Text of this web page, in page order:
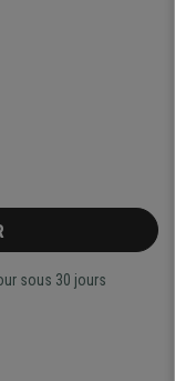
sous 30 jours